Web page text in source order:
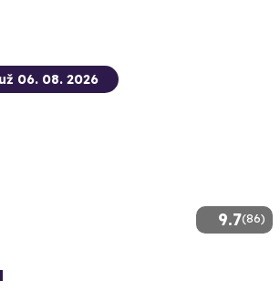
9.7(86)
06. 08. 2026